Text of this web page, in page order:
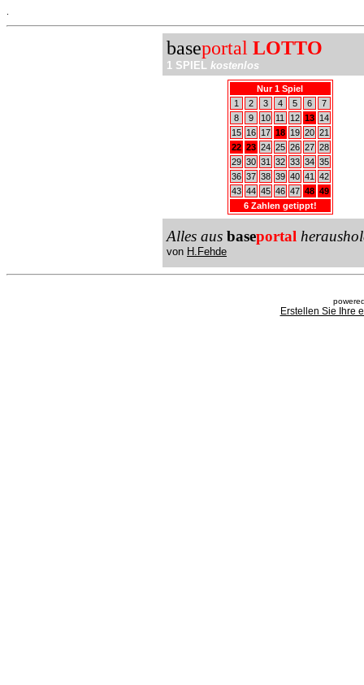
baseportal LOTTO
1 SPIEL kostenlos
Nur 1 Spiel
1
2 3 4 5 6
7
8
9 10 11 12 13
14
15
16 17 18 19 20 21
22 23 24 25 26 27 28
29 30 31 32 33 34 35
36 37 38 39 40 41
42
43 44 45 46 47 48 49
6 Zahlen getippt!
Alles aus baseportal
von H.Fehde
Erstellen Sie Ihre